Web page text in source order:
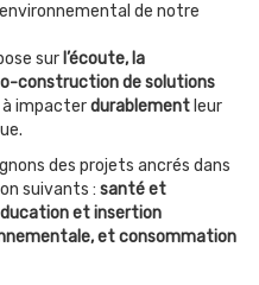
de notre
sur l’écoute, la
construction de solutions
à impacterdurablement leur
des projets ancrés dans
suivants : santé et
et insertion
et consommation